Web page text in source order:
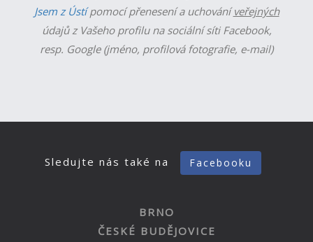
Jsem z Ústípomocí přenesení a uchováníveřejných
údajů z Vašeho profilu na sociální síti Facebook,
resp. Google (jméno, profilová fotografie, e-mail)
Sledujte nás také na Facebooku
BRNO
ČESKÉ BUDĚJOVICE